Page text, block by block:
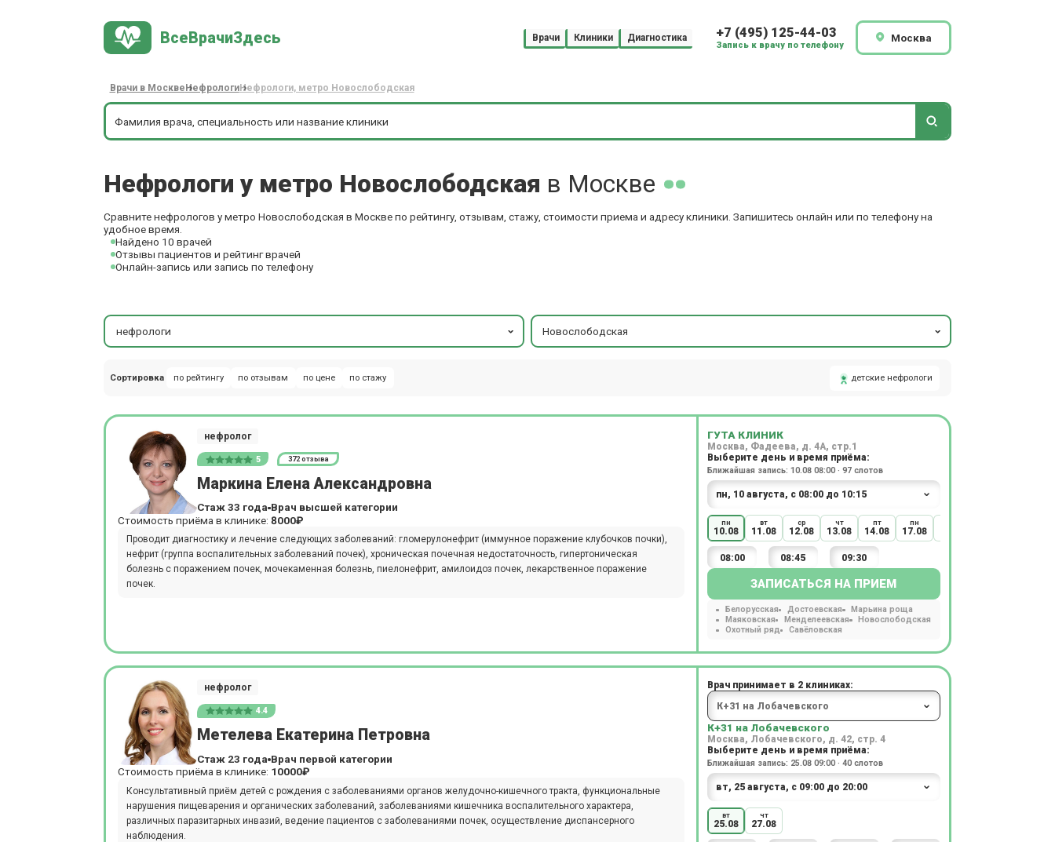
ВсеВрачиЗдесь Врачи Клиники Диагностика +7 (495) 125-44-03
Запись к врачу по телефону
Москва
Врачи в Москве НефрологиНефрологи, метро Новослободская
Нефрологи у метро Новослободская в Москве
Сравните нефрологов у метро Новослободская в Москве по рейтингу, отзывам, стажу, стоимости приема и адресу клиники. Запишитесь онлайн или по телефону на
удобное время.
Найдено 10 врачей
Отзывы пациентов и рейтинг врачей
Онлайн-запись или запись по телефону
нефрологи Новослободская
Сортировка по рейтингу по отзывам по цене по стажу детские нефрологи
нефролог
5 372 отзыва
Маркина Елена Александровна
Стаж 33 года Врач высшей категории
Стоимость приёма в клинике: 8000₽
Проводит диагностику и лечение следующих заболеваний: гломерулонефрит (иммунное поражение клубочков почки),
нефрит (группа воспалительных заболеваний почек), хроническая почечная недостаточность, гипертоническая
болезнь с поражением почек, мочекаменная болезнь, пиелонефрит, амилоидоз почек, лекарственное поражение
почек.
ГУТА КЛИНИК
Москва, Фадеева, д. 4А, стр.1
Выберите день и время приёма:
Ближайшая запись: 10.08 08:00 · 97 слотов
пн
10.08
вт
11.08
ср
12.08
чт
13.08
пт
14.08
пн
17.08
08:00 08:45 09:30
ЗАПИСАТЬСЯ НА ПРИЕМ
Белорусская Достоевская
Марьина роща
Маяковская
Менделеевская
Новослободская
Охотный ряд
Савёловская
нефролог
4.4
Метелева Екатерина Петровна
Стаж 23 года Врач первой категории
Стоимость приёма в клинике: 10000₽
Консультативный приём детей с рождения с заболеваниями органов желудочно-кишечного тракта, функциональные
нарушения пищеварения и органических заболеваний, заболеваниями кишечника воспалительного характера,
различных паразитарных инвазий, ведение пациентов с заболеваниями почек, осуществление диспансерного
наблюдения.
Врач принимает в 2 клиниках:
К+31 на Лобачевского
Москва, Лобачевского, д. 42, стр. 4
Выберите день и время приёма:
Ближайшая запись: 25.08 09:00 · 40 слотов
вт
25.08
чт
27.08